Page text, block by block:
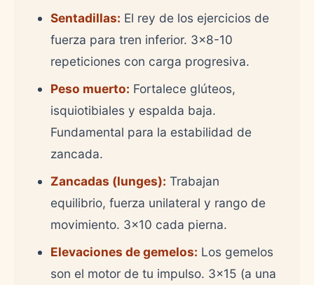
Sentadillas: El rey de los ejercicios de
fuerza para tren inferior. 3x8-10
repeticiones con carga progresiva.
Peso muerto: Fortalece glúteos,
isquiotibiales y espalda baja.
Fundamental para la estabilidad de
zancada.
Zancadas (lunges): Trabajan
equilibrio, fuerza unilateral y rango de
movimiento. 3x10 cada pierna.
Elevaciones de gemelos: Los gemelos
son el motor de tu impulso. 3x15 (a una